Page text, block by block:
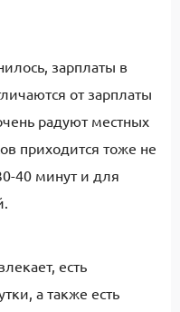
зарплаты в
от зарплаты
радуют местных
приходится тоже не
40 минут и для
есть
а также есть